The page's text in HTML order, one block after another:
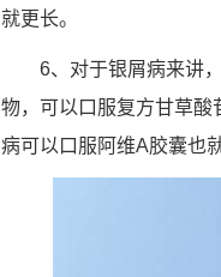
就更长。
6、对于银屑病来讲
物，可以口服复方甘草酸
病可以口服阿维A胶囊也